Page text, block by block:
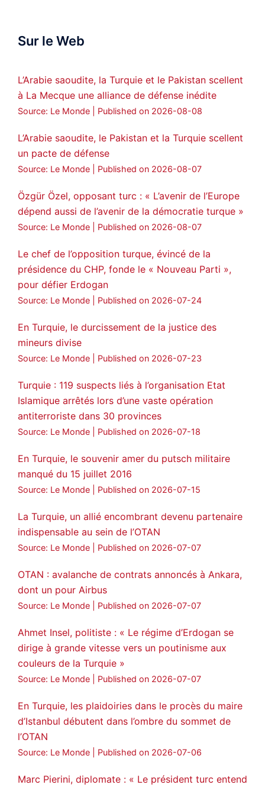
ܟܫܝܪܘܬܐ ܒܘܠܝܬܐ ܚܘܪܐ ܐܒܓܪ
Amitiés kurdes de Bretagne a retweeté
MedyaNews @medyanews_ · 24 Jan 2025
statement on Abdullah Öcalan meeting
#AbdullahÖcalan #PeaceProcess
🔗https://medyanews.rs/h4lwBwQ
3 2 Twitter
Voir plus...
Sur le Web
L’Arabie saoudite, la Turquie et le Pakistan scellent
à La Mecque une alliance de défense inédite
Source: Le Monde Published on 2026-08-08
L’Arabie saoudite, le Pakistan et la Turquie scellent
un pacte de défense
Source: Le Monde Published on 2026-08-07
Özgür Özel, opposant turc : « L’avenir de l’Europe
dépend aussi de l’avenir de la démocratie turque »
Source: Le Monde Published on 2026-08-07
Le chef de l’opposition turque, évincé de la
présidence du CHP, fonde le « Nouveau Parti »,
pour défier Erdogan
Source: Le Monde Published on 2026-07-24
En Turquie, le durcissement de la justice des
mineurs divise
Source: Le Monde Published on 2026-07-23
Turquie : 119 suspects liés à l’organisation Etat
Islamique arrêtés lors d’une vaste opération
antiterroriste dans 30 provinces
Source: Le Monde Published on 2026-07-18
En Turquie, le souvenir amer du putsch militaire
manqué du 15 juillet 2016
Source: Le Monde Published on 2026-07-15
La Turquie, un allié encombrant devenu partenaire
indispensable au sein de l’OTAN
Source: Le Monde Published on 2026-07-07
OTAN : avalanche de contrats annoncés à Ankara,
dont un pour Airbus
Source: Le Monde Published on 2026-07-07
Ahmet Insel, politiste : « Le régime d’Erdogan se
dirige à grande vitesse vers un poutinisme aux
couleurs de la Turquie »
Source: Le Monde Published on 2026-07-07
En Turquie, les plaidoiries dans le procès du maire
d’Istanbul débutent dans l’ombre du sommet de
l’OTAN
Source: Le Monde Published on 2026-07-06
Marc Pierini, diplomate : « Le président turc entend